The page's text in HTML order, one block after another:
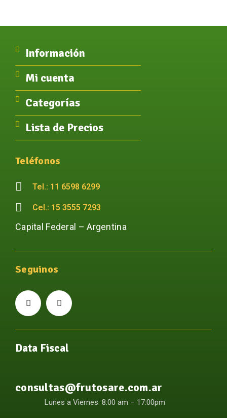
Información
Mi cuenta
Categorías
Lista de Precios
Teléfonos
Tel.: 11 6598 6299
Cel.: 15 3555 7293
Capital Federal – Argentina
Seguinos
Data Fiscal
consultas@frutosare.com.ar
Lunes a Viernes: 8:00 am – 17:00pm